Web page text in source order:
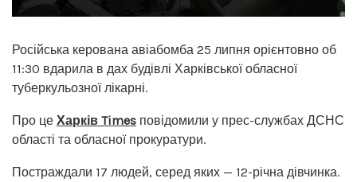
Російська керована авіабомба 25 липня орієнтовно об
11:30 вдарила в дах будівлі Харківської обласної
туберкульозної лікарні.
Про це Харків Times повідомили у прес-службах ДСНС
області та обласної прокуратури.
Постраждали 17 людей, серед яких — 12-річна дівчинка.